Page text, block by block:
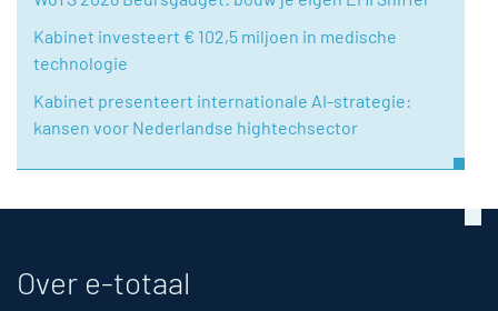
Kabinet investeert € 102,5 miljoen in medische
technologie
Kabinet presenteert internationale AI-strategie:
kansen voor Nederlandse hightechsector
Over e-totaal